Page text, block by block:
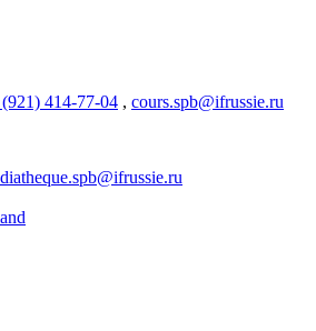
414-77-04 , cours.spb@ifrussie.ru